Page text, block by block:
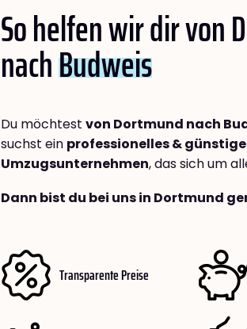
So helfen wir dir von
nachBudweis
Du möchtest von Dortmund nach
suchst ein professionelles &
Umzugsunternehmen, das sich um
Dann bist du bei uns in Dortmund
Transparente Preise